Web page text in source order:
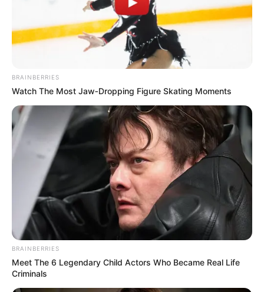
BRAINBERRIES
Watch The Most Jaw‑Dropping Figure Skating Moments
BRAINBERRIES
Meet The 6 Legendary Child Actors Who Became Real Life
Criminals